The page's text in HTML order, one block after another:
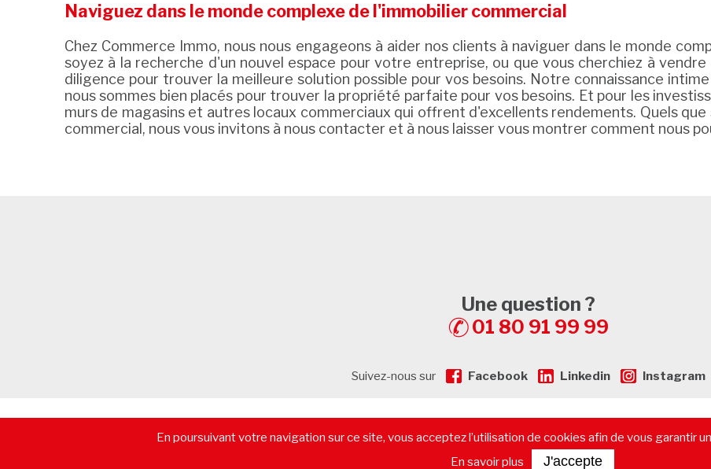
Naviguez dans le monde complexe de l'immobilier commercial
Chez Commerce Immo, nous nous engageons à aider nos clients à naviguer dans le monde
soyez à la recherche d'un nouvel espace pour votre entreprise, ou que vous cherchiez à
diligence pour trouver la meilleure solution possible pour vos besoins. Notre connaissance
nous sommes bien placés pour trouver la propriété parfaite pour vos besoins. Et pour les
murs de magasins et autres locaux commerciaux qui offrent d'excellents rendements. Quels
commercial, nous vous invitons à nous contacter et à nous laisser vous montrer comment nous
Une question ?
01 80 91 99 99
Suivez-nous sur Facebook Linkedin Instagram
© 2026 - CommerceImmo.fr - Tous droits réservés -Mentions légales- Plan de Site-Recrutement- Calculatrice de prêt immobilier-
Les départements-Contactez-nous
En poursuivant votre navigation sur ce site, vous acceptez l’utilisation de cookies afin de vous garantir
En savoir plus
J'accepte